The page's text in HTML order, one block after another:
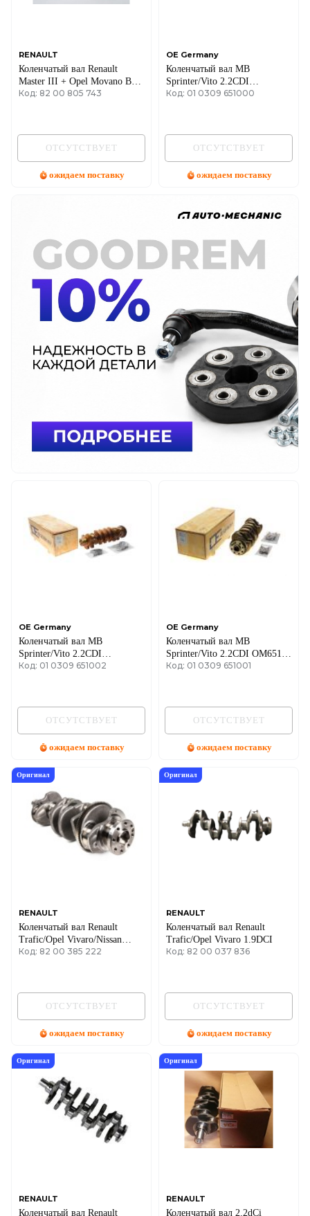
RENAULT
Коленчатый вал Renault
Master III + Opel Movano B
10->14 2.3dCi
Код: 82 00 805 743
ОТСУТСТВУЕТ
ожидаем поставку
OE Germany
Коленчатый вал MB
Sprinter/Vito 2.2CDI
OM651.911-
Код: 01 0309 651000
ОТСУТСТВУЕТ
ожидаем поставку
OE Germany
Коленчатый вал MB
Sprinter/Vito 2.2CDI
OM651.911-
Код: 01 0309 651002
ОТСУТСТВУЕТ
ожидаем поставку
OE Germany
Коленчатый вал MB
Sprinter/Vito 2.2CDI OM651
09- (2143 куб. см), OM
Код: 01 0309 651001
ОТСУТСТВУЕТ
ожидаем поставку
Оригинал
RENAULT
Коленчатый вал Renault
Trafic/Opel Vivaro/Nissan
Primastar 2.0dCI 06-
Код: 82 00 385 222
ОТСУТСТВУЕТ
ожидаем поставку
Оригинал
RENAULT
Коленчатый вал Renault
Trafic/Opel Vivaro 1.9DCI
Код: 82 00 037 836
ОТСУТСТВУЕТ
ожидаем поставку
Оригинал
RENAULT
Коленчатый вал Renault
Оригинал
RENAULT
Коленчатый вал 2.2dCi